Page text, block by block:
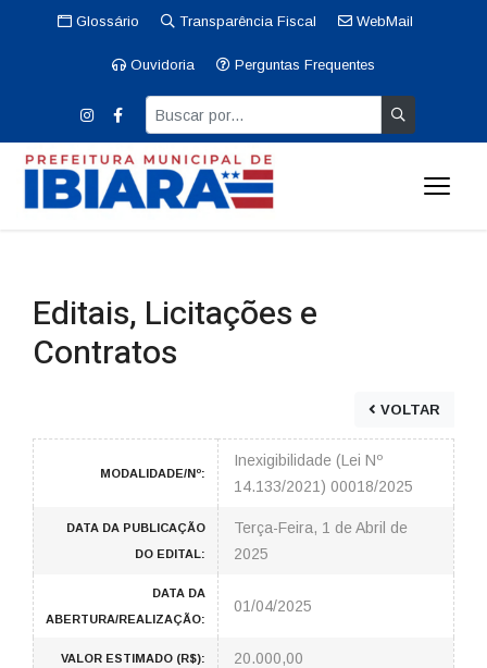
Glossário Transparência Fiscal WebMail
Ouvidoria Perguntas Frequentes
Editais, Licitações e
Contratos
VOLTAR
MODALIDADE/Nº:
Inexigibilidade (Lei Nº
14.133/2021) 00018/2025
DATA DA PUBLICAÇÃO
DO EDITAL:
Terça-Feira, 1 de Abril de
2025
DATA DA
ABERTURA/REALIZAÇÃO:
01/04/2025
VALOR ESTIMADO (R$): 20.000,00